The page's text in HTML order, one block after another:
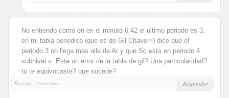
No entiendo como en en el minuto 6:42 el ultimo periodo es 3,
en mi tabla periodica (que es de Gil Chaverri) dice que el
periodo 3 no llega mas alla de Ar y que Sc esta en periodo 4
subnivel s. Este un error de la tabla de gil? Una particularidad?
tu te equivocaste? que sucede?
Kuromi,
13 Años Antes Responder